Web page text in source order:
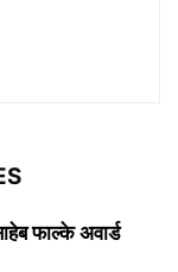
फाल्के अवार्ड